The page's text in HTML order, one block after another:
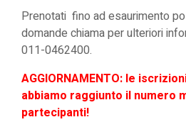
Prenotati fino ad esaurimento
domande chiama per ulteriori
011-0462400.
AGGIORNAMENTO: le
abbiamo raggiunto il numero
partecipanti!